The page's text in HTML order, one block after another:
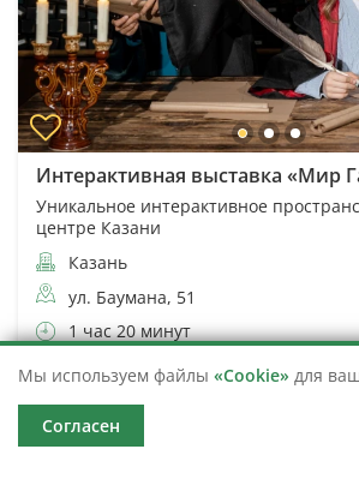
Интерактивная выставка «Мир
Уникальное интерактивное
центре Казани
Казань
ул. Баумана, 51
1 час 20 минут
от 999
Мы используем файлы «Cookie» для
Согласен